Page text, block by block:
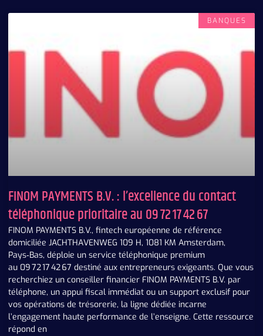
BANQUES
FINOM PAYMENTS B.V. : l’excellence du contact
téléphonique prioritaire au 09 72 17 42 67
FINOM PAYMENTS B.V., fintech européenne de référence
domiciliée JACHTHAVENWEG 109 H, 1081 KM Amsterdam,
Pays‑Bas, déploie un service téléphonique premium
au 09 72 17 42 67 destiné aux entrepreneurs exigeants. Que vous
recherchiez un conseiller financier FINOM PAYMENTS B.V. par
téléphone, un appui fiscal immédiat ou un support exclusif pour
vos opérations de trésorerie, la ligne dédiée incarne
l’engagement haute performance de l’enseigne. Cette ressource
répond en